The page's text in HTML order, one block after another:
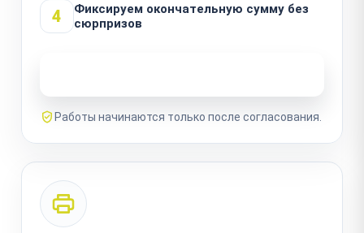
4
Фиксируем окончательную сумму без
сюрпризов
Работы начинаются только после согласования.